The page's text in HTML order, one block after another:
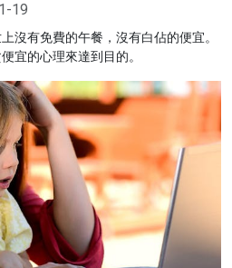
19
沒有免費的午餐，沒有白佔的便宜。
宜的心理來達到目的。